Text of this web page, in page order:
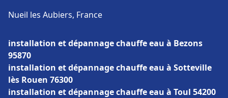
Nueil les Aubiers, France
installation et dépannage chauffe eau à Bezons
95870
installation et dépannage chauffe eau à Sotteville
lès Rouen 76300
installation et dépannage chauffe eau à Toul 54200